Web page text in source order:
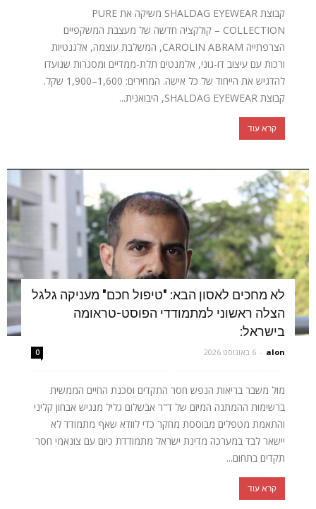
קבוצת SHALDAG EYEWEAR משיקה את PURE
COLLECTION – קולקציה חדשה של מעצבת המשקפיים
הצרפתייה CAROLIN ABRAM, המשלבת עוצמה, אלגנטיות
ורכות עם עיצוב דו-גוני, אלמנטים תלת-ממדיים ומסגרות שנועדו
להדגיש את הייחוד של כל אישה. המחירים: 1,600–1,900 שקל.
קבוצת SHALDAG EYEWEAR, היבואנית...
קרא עוד
לא מחכים לאסון הבא: "טיפול חכם" מעניקה גלגל
הצלה ראשוני למתמודדי הפוסט-טראומה
בישראל:
alon
- 6 באוגוסט 2026 0
מול משבר בריאות הנפש חסר התקדים וסכנת החיים הממשית
ברשימות ההמתנה המיזם של ד"ר אבשלום גליל מנגיש אבחון קליני
והתאמת מטפלים מבוססת מחקר כדי לוודא שאף מתמודד לא
יישאר לבד במערכה מדינת ישראל מתמודדת כיום עם צונאמי חסר
תקדים בתחום...
קרא עוד